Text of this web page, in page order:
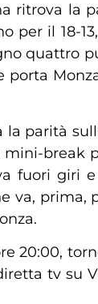
ritrova la
per il 18-
quattro
porta
parità
break
fuori giri
va, prima,
20:00,
tv su